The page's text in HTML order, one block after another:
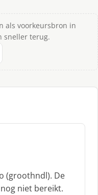
als voorkeursbron in
sneller terug.
(groothndl). De
niet bereikt.